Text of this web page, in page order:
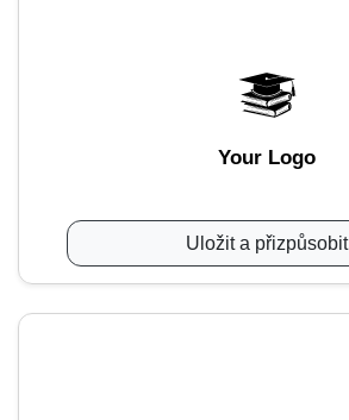
Your Logo
Uložit a přizpůsobit